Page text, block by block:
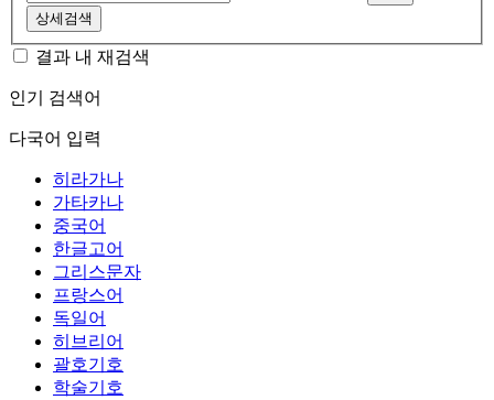
상세검색
결과 내 재검색
인기 검색어
다국어 입력
히라가나
가타카나
중국어
한글고어
그리스문자
프랑스어
독일어
히브리어
괄호기호
학술기호